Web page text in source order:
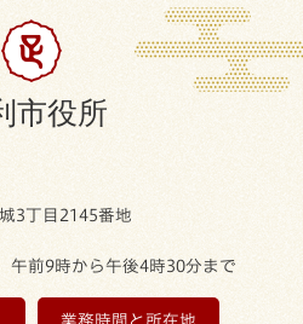
市役所
3丁目2145番地
午前9時から午後4時30分まで
業務時間と所在地